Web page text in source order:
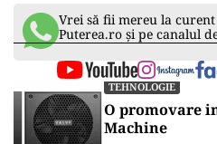
Vrei să fii mereu la
Puterea.ro și pe canalul
TEHNOLOGIE
O promovare
Machine